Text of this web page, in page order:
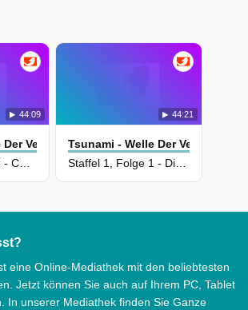
44:09
Der Verwüstung
Staffel 1, Folge 3 - Chaos
44:21
Tsunami - Welle Der Verwüstung
Staffel 1, Folge 1 - Die erste Welle
eine Online-Mediathek mit den beliebtesten
Jetzt können Sie auch auf Ihrem PC, Tablet
In unserer Mediathek finden Sie Ganze